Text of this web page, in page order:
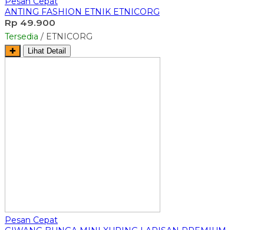
ANTING FASHION ETNIK ETNICORG
Rp 49.900
Tersedia / ETNICORG
✚ Lihat Detail
Pesan Cepat